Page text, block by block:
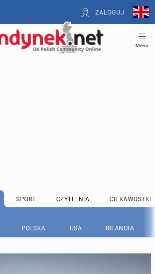
ZALOGUJ
Menu
SPORT CZYTELNIA CIEKAWOSTKI
POLSKA USA IRLANDIA